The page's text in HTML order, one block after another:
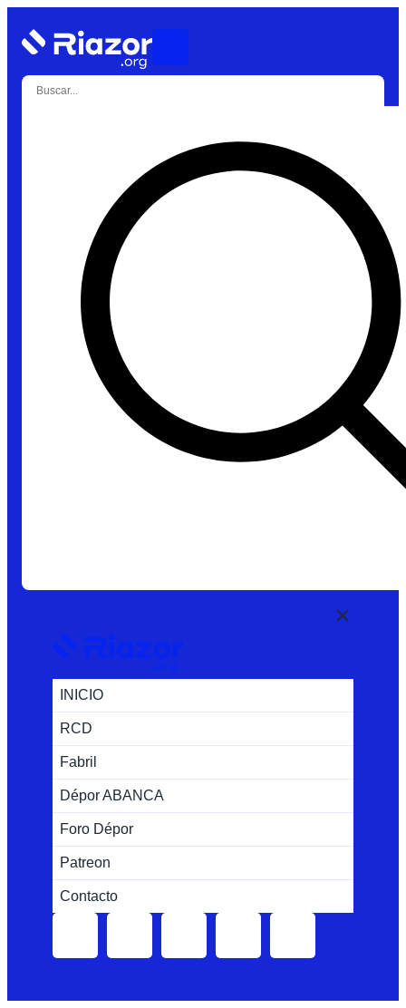
INICIO
RCD
Fabril
Dépor ABANCA
Foro Dépor
Patreon
Contacto